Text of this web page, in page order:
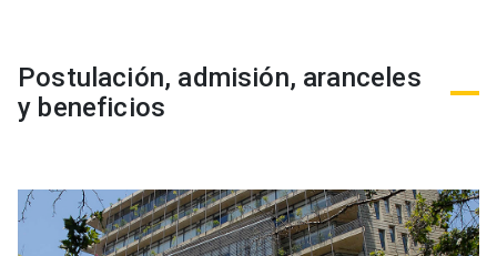
Postulación, admisión, aranceles
y beneficios